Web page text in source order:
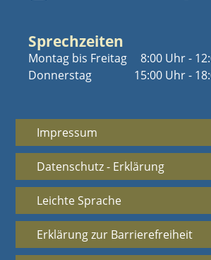
Sprechzeiten
Montag bis Freitag
Donnerstag
8:00 Uhr -
15:00 Uhr -
Impressum
Datenschutz - Erklärung
Leichte Sprache
Erklärung zur Barrierefreiheit